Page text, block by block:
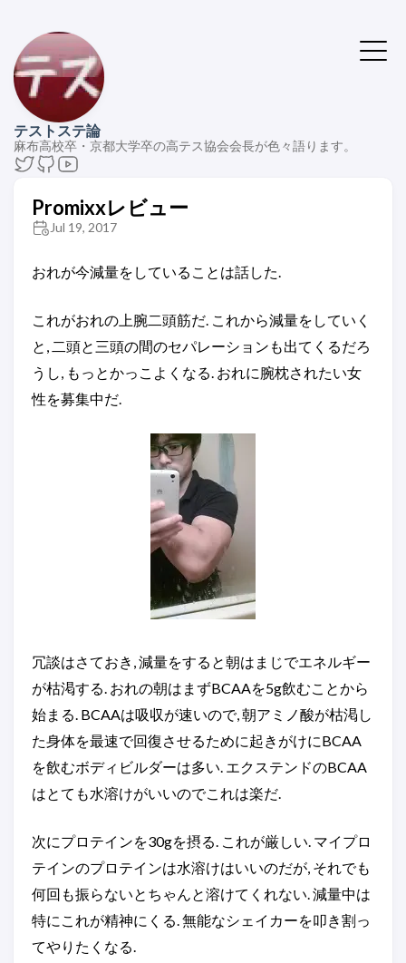
テストステ論
麻布高校卒・京都大学卒の高テス協会会長が色々語ります。
Promixxレビュー
Jul 19, 2017
おれが今減量をしていることは話した.
これがおれの上腕二頭筋だ. これから減量をしていく
と, 二頭と三頭の間のセパレーションも出てくるだろ
うし, もっとかっこよくなる. おれに腕枕されたい女
性を募集中だ.
冗談はさておき, 減量をすると朝はまじでエネルギー
が枯渇する. おれの朝はまずBCAAを5g飲むことから
始まる. BCAAは吸収が速いので, 朝アミノ酸が枯渇し
た身体を最速で回復させるために起きがけにBCAA
を飲むボディビルダーは多い. エクステンドのBCAA
はとても水溶けがいいのでこれは楽だ.
次にプロテインを30gを摂る. これが厳しい. マイプロ
テインのプロテインは水溶けはいいのだが, それでも
何回も振らないとちゃんと溶けてくれない. 減量中は
特にこれが精神にくる. 無能なシェイカーを叩き割っ
てやりたくなる.